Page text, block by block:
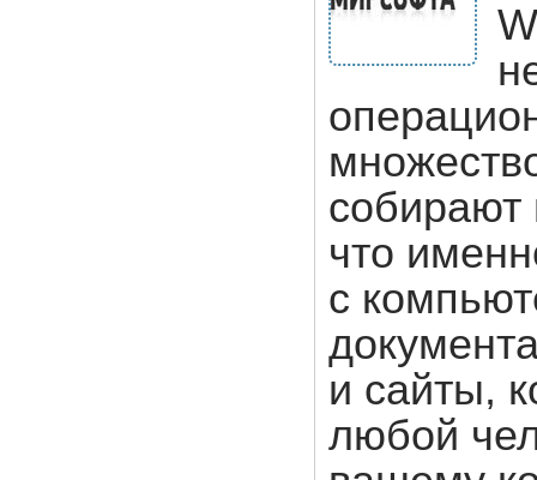
что
с
и сайты,
любой